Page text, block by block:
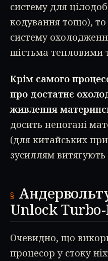
систему для
кодування тощо),
систему
шістьма тепловими
Крім самого
про достатнє
живлення
досить непогані
(для китайських
зусиллям витягують
Unlock
Очевидно, що
процесор у стоку